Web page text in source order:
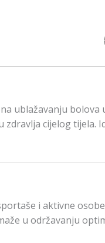
ublažavanju
zdravlja cijelog
i aktivne
u održavanju